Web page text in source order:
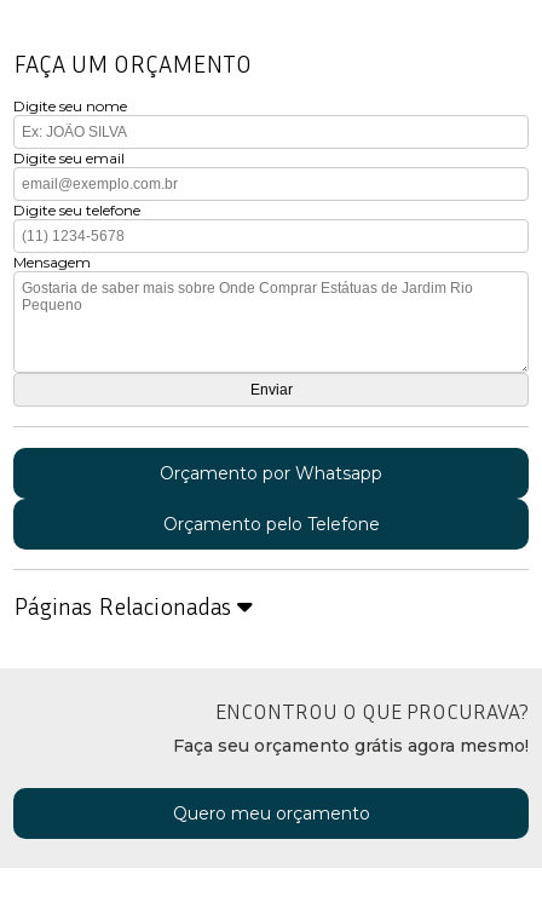
FAÇA UM ORÇAMENTO
Digite seu nome
Digite seu email
Digite seu telefone
Mensagem
Orçamento por Whatsapp
Orçamento pelo Telefone
Páginas Relacionadas
ENCONTROU O QUE PROCURAVA?
Faça seu orçamento grátis agora mesmo!
Quero meu orçamento